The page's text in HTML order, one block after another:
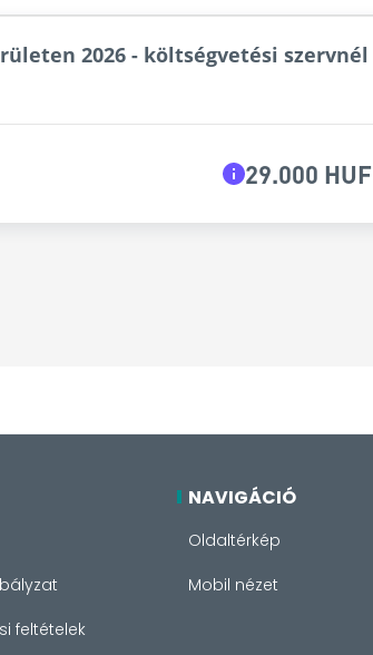
2026 - költségvetési szervnél
29.000 HUF
feltételek
NAVIGÁCIÓ
Oldaltérkép
Mobil nézet